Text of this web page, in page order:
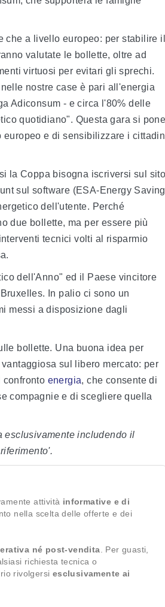
a livello europeo: per stabilire il
valutate le bollette, oltre ad
virtuosi per evitari gli sprechi.
nostre case è pari all'energia
Adiconsum - e circa l'80% delle
quotidiano". Questa gara si pone
e di sensibilizzare i
la Coppa bisogna iscriversi sul sito
sul software (ESA-Energy Saving
dell'utente. Perché
due bollette, ma per essere più
tecnici volti al risparmio
dell'Anno" ed il Paese vincitore
In palio ci sono un
messi a disposizione dagli
bollette. Una buona idea per
sul libero mercato: per
confronto energia, che consente di
compagnie e di scegliere quella
esclusivamente includendo il
attività informative e di
nella scelta delle offerte e dei
né post-vendita . Per guasti,
richiesta tecnica o
rivolgersi esclusivamente ai